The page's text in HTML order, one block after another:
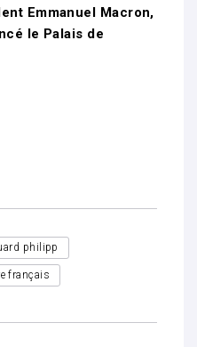
Emmanuel Macron,
le Palais de
philipp
français